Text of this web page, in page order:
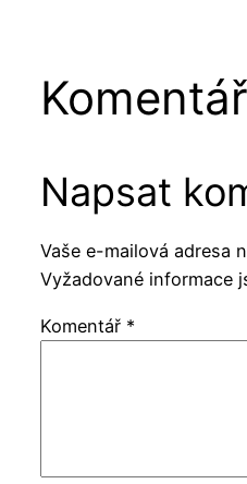
Napsat
Vaše e-mailová adresa
Vyžadované informace
Komentář *